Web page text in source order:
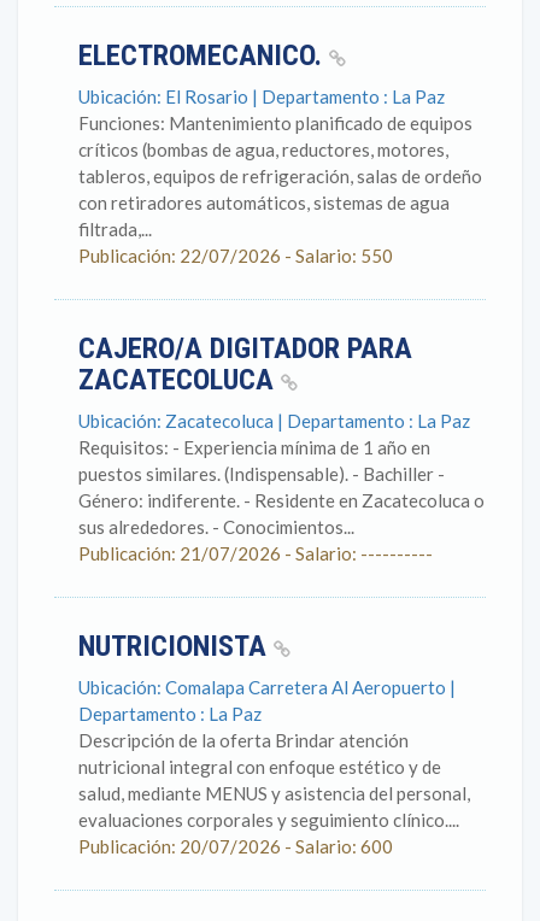
ELECTROMECANICO.
Ubicación: El Rosario | Departamento : La Paz
Funciones: Mantenimiento planificado de equipos
críticos (bombas de agua, reductores, motores,
tableros, equipos de refrigeración, salas de ordeño
con retiradores automáticos, sistemas de agua
filtrada,...
Publicación: 22/07/2026 - Salario: 550
CAJERO/A DIGITADOR PARA
ZACATECOLUCA
Ubicación: Zacatecoluca | Departamento : La Paz
Requisitos: - Experiencia mínima de 1 año en
puestos similares. (Indispensable). - Bachiller -
Género: indiferente. - Residente en Zacatecoluca o
sus alrededores. - Conocimientos...
Publicación: 21/07/2026 - Salario: ----------
NUTRICIONISTA
Ubicación: Comalapa Carretera Al Aeropuerto |
Departamento : La Paz
Descripción de la oferta Brindar atención
nutricional integral con enfoque estético y de
salud, mediante MENUS y asistencia del personal,
evaluaciones corporales y seguimiento clínico....
Publicación: 20/07/2026 - Salario: 600